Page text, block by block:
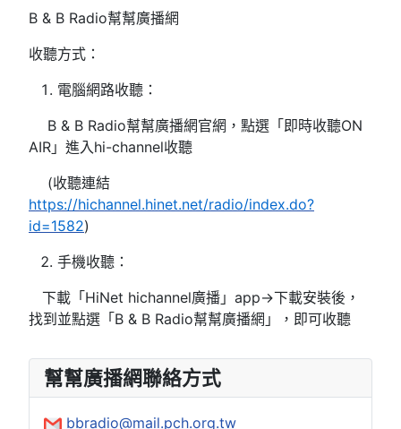
B & B Radio幫幫廣播網
收聽方式：
電腦網路收聽：
B & B Radio幫幫廣播網官網，點選「即時收聽ON
AIR」進入hi-channel收聽
(收聽連結
https://hichannel.hinet.net/radio/index.do?
id=1582)
手機收聽：
下載「HiNet hichannel廣播」app→下載安裝後，
找到並點選「B & B Radio幫幫廣播網」，即可收聽
幫幫廣播網聯絡方式
bbradio@mail.pch.org.tw